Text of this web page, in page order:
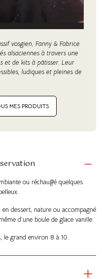
vosgien, Fanny & Fabrice
alsaciennes à travers une
et de kits à pâtisser. Leur
ludiques et pleines de
MES PRODUITS
ou réchauffé quelques
dessert, nature ou accompagné
d’une boule de glace vanille.
le grand environ 8 à 10.